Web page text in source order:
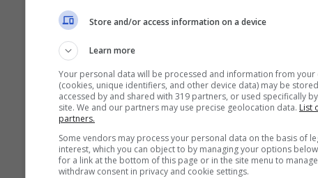
Store and/or access information on a device
Learn more
Your personal data will be processed and information from your
(cookies, unique identifiers, and other device data) may be
accessed by and shared with 319 partners, or used specifically
site. We and our partners may use precise geolocation data. List
partners.
Some vendors may process your personal data on the basis of
interest, which you can object to by managing your options
for a link at the bottom of this page or in the site menu to
withdraw consent in privacy and cookie settings.